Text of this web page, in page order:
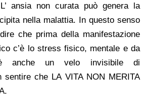
ansia non curata può genera la
nella malattia. In questo senso
che prima della manifestazione
c’è lo stress fisico, mentale e da
anche un velo invisibile di
sentire che LA VITA NON MERITA